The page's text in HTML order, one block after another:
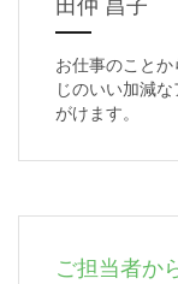
お仕事のこと
じのいい加減
がけます。
ご担当者か